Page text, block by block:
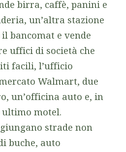
birra, caffè, panini e
un’altra stazione
bancomat e vende
uffici di società che
facili, l’ufficio
Walmart, due
un’officina auto e, in
motel.
strade non
buche, auto